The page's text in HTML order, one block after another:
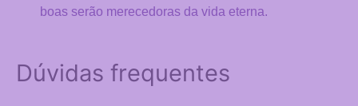
boas serão merecedoras da vida eterna.
Dúvidas frequentes